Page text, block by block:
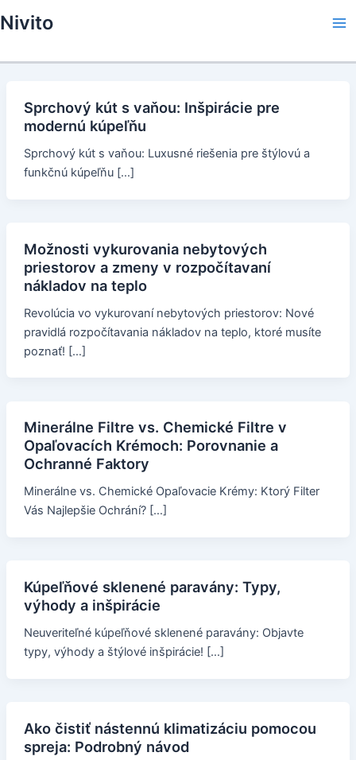
to
Nivito
Sprchový kút s vaňou: Inšpirácie pre
modernú kúpeľňu
Sprchový kút s vaňou: Luxusné riešenia pre štýlovú a
funkčnú kúpeľňu […]
Možnosti vykurovania nebytových
priestorov a zmeny v rozpočítavaní
nákladov na teplo
Revolúcia vo vykurovaní nebytových priestorov: Nové
pravidlá rozpočítavania nákladov na teplo, ktoré musíte
poznať! […]
Minerálne Filtre vs. Chemické Filtre v
Opaľovacích Krémoch: Porovnanie a
Ochranné Faktory
Minerálne vs. Chemické Opaľovacie Krémy: Ktorý Filter
Vás Najlepšie Ochrání? […]
Kúpeľňové sklenené paravány: Typy,
výhody a inšpirácie
Neuveriteľné kúpeľňové sklenené paravány: Objavte
typy, výhody a štýlové inšpirácie! […]
Ako čistiť nástennú klimatizáciu pomocou
spreja: Podrobný návod